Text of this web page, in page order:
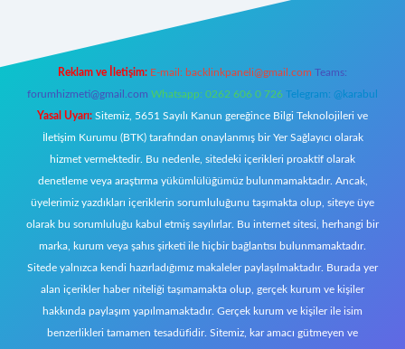
Reklam ve İletişim: E-mail: backlinkpaneli@gmail.com Teams:
forumhizmeti@gmail.com Whatsapp: 0262 606 0 726 Telegram: @karabul
Yasal Uyarı: Sitemiz, 5651 Sayılı Kanun gereğince Bilgi Teknolojileri ve
İletişim Kurumu (BTK) tarafından onaylanmış bir Yer Sağlayıcı olarak
hizmet vermektedir. Bu nedenle, sitedeki içerikleri proaktif olarak
denetleme veya araştırma yükümlülüğümüz bulunmamaktadır. Ancak,
üyelerimiz yazdıkları içeriklerin sorumluluğunu taşımakta olup, siteye üye
olarak bu sorumluluğu kabul etmiş sayılırlar. Bu internet sitesi, herhangi bir
marka, kurum veya şahıs şirketi ile hiçbir bağlantısı bulunmamaktadır.
Sitede yalnızca kendi hazırladığımız makaleler paylaşılmaktadır. Burada yer
alan içerikler haber niteliği taşımamakta olup, gerçek kurum ve kişiler
hakkında paylaşım yapılmamaktadır. Gerçek kurum ve kişiler ile isim
benzerlikleri tamamen tesadüfidir. Sitemiz, kar amacı gütmeyen ve